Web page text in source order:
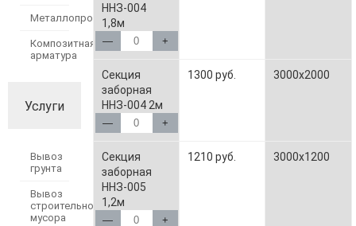
Металлопрокат
Композитная
арматура
Услуги
Вывоз
грунта
Вывоз
строительного
мусора
ННЗ-004
1,8м
— +
Секция
заборная
ННЗ-004 2м
— +
1300 руб. 3000x2000
Секция
заборная
ННЗ-005
1,2м
— +
1210 руб. 3000x1200